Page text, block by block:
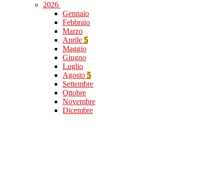
2026
Gennaio
Febbraio
Marzo
Aprile 5
Maggio
Giugno
Luglio
Agosto 5
Settembre
Ottobre
Novembre
Dicembre